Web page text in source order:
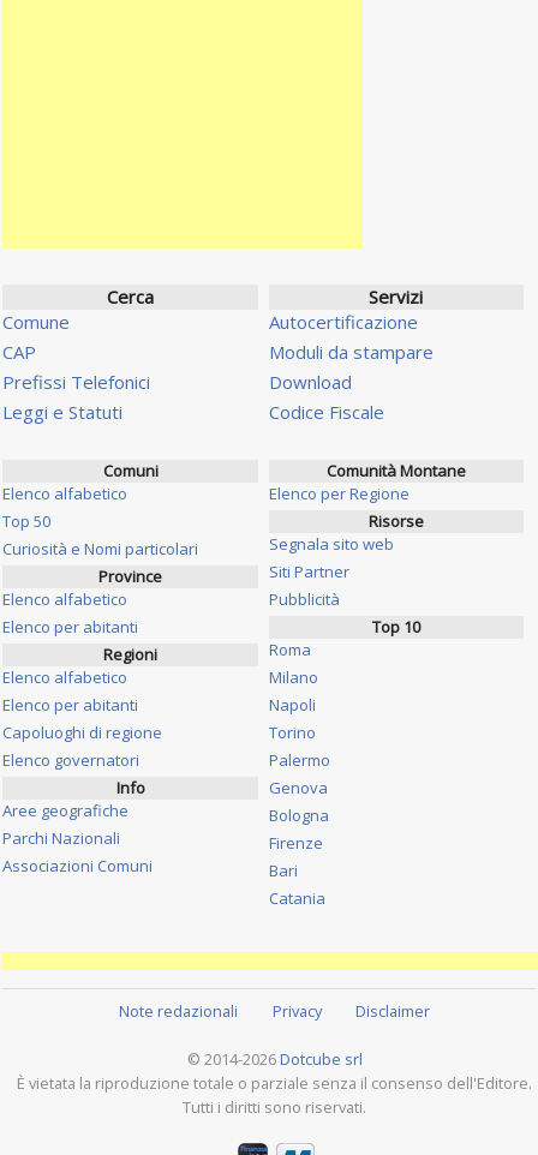
Cerca
Comune
CAP
Prefissi Telefonici
Leggi e Statuti
Servizi
Autocertificazione
Moduli da stampare
Download
Codice Fiscale
Comuni
Elenco alfabetico
Top 50
Curiosità e Nomi particolari
Province
Elenco alfabetico
Elenco per abitanti
Regioni
Elenco alfabetico
Elenco per abitanti
Capoluoghi di regione
Elenco governatori
Info
Aree geografiche
Parchi Nazionali
Associazioni Comuni
Comunità Montane
Elenco per Regione
Risorse
Segnala sito web
Siti Partner
Pubblicità
Top 10
Roma
Milano
Napoli
Torino
Palermo
Genova
Bologna
Firenze
Bari
Catania
Note redazionali Privacy Disclaimer
© 2014-2026 Dotcube srl
È vietata la riproduzione totale o parziale senza il consenso dell'Editore.
Tutti i diritti sono riservati.